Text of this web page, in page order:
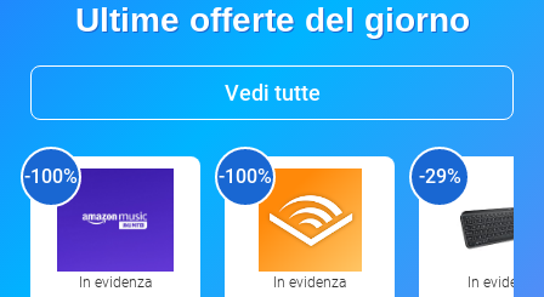
Ultime offerte del giorno
Vedi tutte
-100%
In evidenza
-100%
In evidenza
-29%
In evidenza